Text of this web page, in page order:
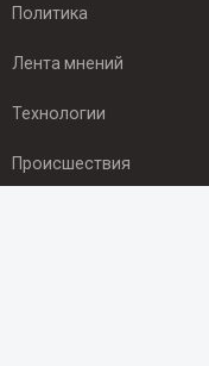
Политика
Лента мнений
Технологии
Происшествия